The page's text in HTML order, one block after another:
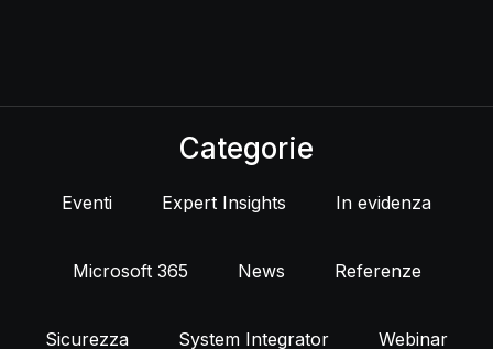
Categorie
Eventi Expert Insights In evidenza
Microsoft 365 News Referenze
Sicurezza System Integrator Webinar